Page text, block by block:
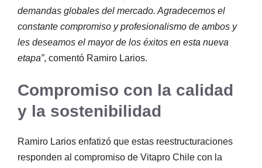
demandas globales del mercado. Agradecemos el
constante compromiso y profesionalismo de ambos y
les deseamos el mayor de los éxitos en esta nueva
etapa”, comentó Ramiro Larios.
Compromiso con la calidad
y la sostenibilidad
Ramiro Larios enfatizó que estas reestructuraciones
responden al compromiso de Vitapro Chile con la